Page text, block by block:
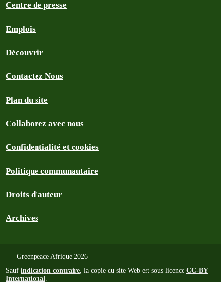
Centre de presse
Emplois
Découvrir
Contactez Nous
Plan du site
Collaborez avec nous
Confidentialité et cookies
Politique communautaire
Droits d'auteur
Archives
Greenpeace Afrique 2026
Sauf indication contraire, la copie du site Web est sous licence CC-BY
International.